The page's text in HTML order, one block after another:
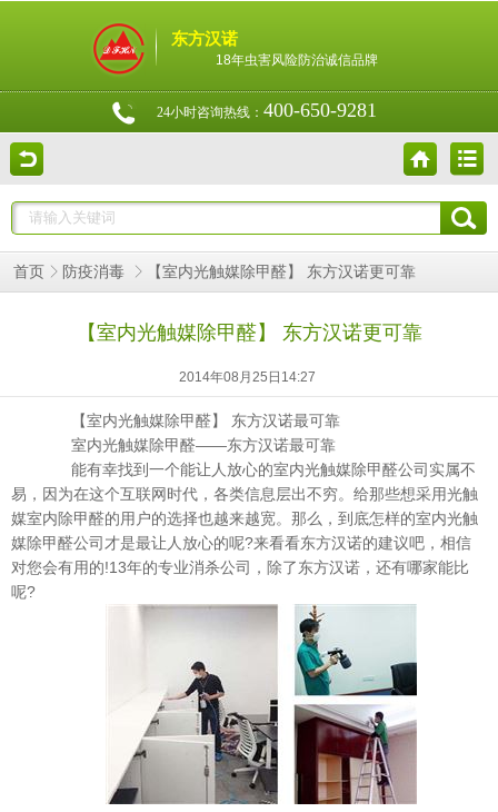
东方汉诺
18年虫害风险防治诚信品牌
24小时咨询热线： 400-650-9281
首页 防疫消毒 【室内光触媒除甲醛】 东方汉诺更可靠
【室内光触媒除甲醛】 东方汉诺更可靠
2014年08月25日14:27
【室内光触媒除甲醛】 东方汉诺最可靠
室内光触媒除甲醛——东方汉诺最可靠
能有幸找到一个能让人放心的室内光触媒除甲醛公司实属不
易，因为在这个互联网时代，各类信息层出不穷。给那些想采用光触
媒室内除甲醛的用户的选择也越来越宽。那么，到底怎样的室内光触
媒除甲醛公司才是最让人放心的呢?来看看东方汉诺的建议吧，相信
对您会有用的!13年的专业消杀公司，除了东方汉诺，还有哪家能比
呢?